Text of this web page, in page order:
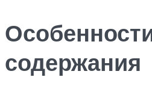
содержания